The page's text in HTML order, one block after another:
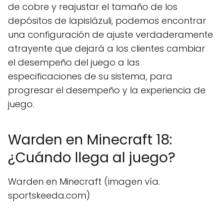
de cobre y reajustar el tamaño de los
depósitos de lapislázuli, podemos encontrar
una configuración de ajuste verdaderamente
atrayente que dejará a los clientes cambiar
el desempeño del juego a las
especificaciones de su sistema, para
progresar el desempeño y la experiencia de
juego.
Warden en Minecraft 18:
¿Cuándo llega al juego?
Warden en Minecraft (imagen vía.
sportskeeda.com)